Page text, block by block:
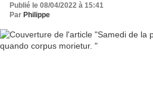
Publié le 08/04/2022 à 15:41
Par Philippe